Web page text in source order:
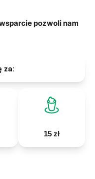
pozwoli nam
za:
15 zł